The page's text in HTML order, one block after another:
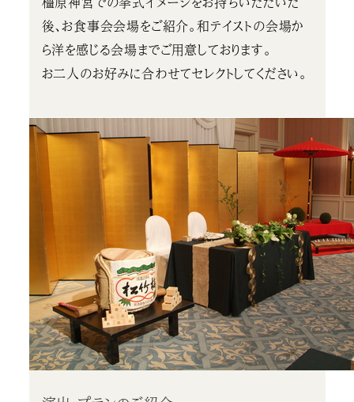
後、お食事会会場をご紹介。和テイストの会場か
ら洋を感じる会場までご用意しております。
お二人のお好みに合わせてセレクトしてください。